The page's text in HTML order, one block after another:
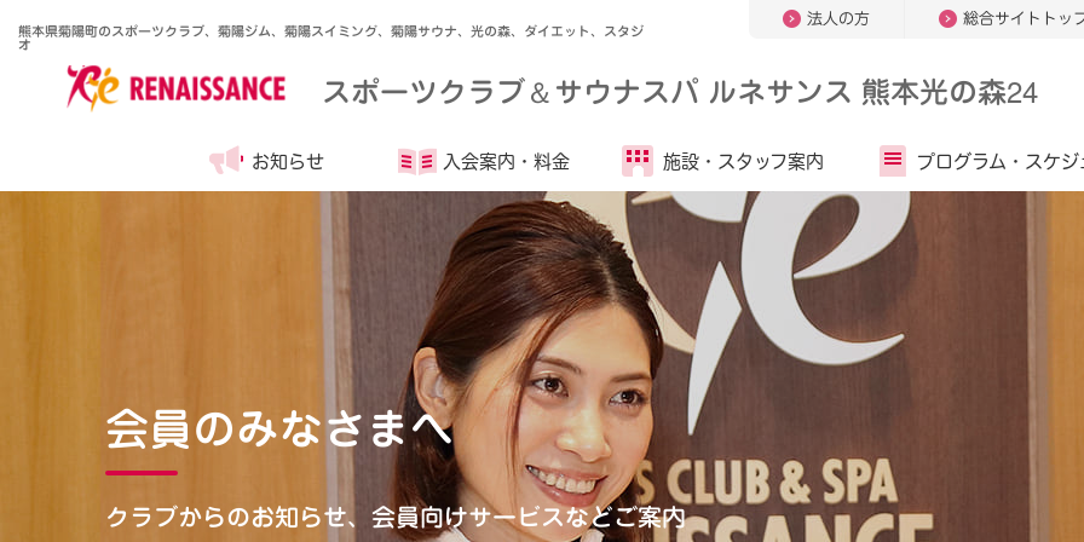
熊本県菊陽町のスポーツクラブ、菊陽ジム、菊陽スイミング、菊陽サウナ、光の森、ダイエット、スタジ
オ
法人の方 総合サイトトッ
スポーツクラブ＆サウナスパ ルネサンス 熊本光の森24
お知らせ 入会案内・ 料金 施設・ スタッフ案内 プログラム・ スケジ
会員のみなさまへ
クラブからのお知らせ、会員向けサービスなどご案内